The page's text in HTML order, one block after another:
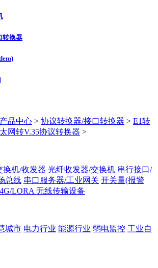
转换器
产品中心 > 协议转换器/接口转换器 > E1转
网转V.35协议转换器 >
换机/收发器 光纤收发器/交换机 串行接口/
总线 串口服务器/工业网关 开关量(报警
4G/LORA 无线传输设备
城市 电力行业 能源行业 弱电监控 工业自